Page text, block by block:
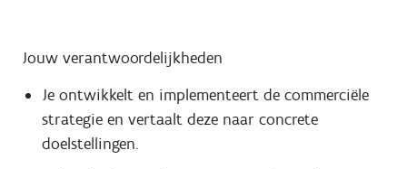
Jouw verantwoordelijkheden
Je ontwikkelt en implementeert de commerciële
strategie en vertaalt deze naar concrete
doelstellingen.